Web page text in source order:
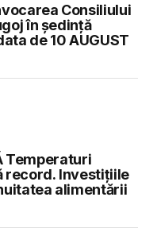
Consiliului
în şedinţă
de 10 AUGUST
Temperaturi
record. Investițiile
alimentării